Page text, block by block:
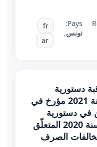
Pays:
تونس,
fr
ar
دستورية
مشاريـع القوانين عدد 4 لسنة 2021 مؤرخ في
في دستورية
مشروع القانون عدد 104 لسنة 2020 المتعلّق
الصرف